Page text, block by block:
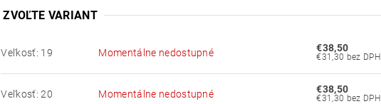
ZVOĽTE VARIANT
Veľkosť: 19 Momentálne nedostupné €38,50
€31,30 bez DPH
Veľkosť: 20 Momentálne nedostupné €38,50
€31,30 bez DPH